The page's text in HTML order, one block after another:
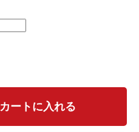
カートに入れる